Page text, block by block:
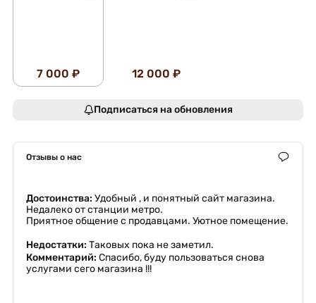
7 000 ₽ 12 000 ₽
Подписаться на обновления
Отзывы о нас
Достоинства: Удобный , и понятный сайт магазина.
Недалеко от станции метро.
Приятное общение с продавцами. Уютное помещение.
Недостатки: Таковых пока не заметил.
Комментарий: Спасибо, буду пользоваться снова
услугами сего магазина !!!